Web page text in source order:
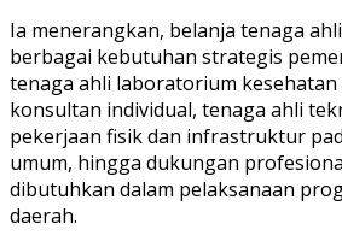
Ia menerangkan, belanja tenaga
berbagai kebutuhan strategis
tenaga ahli laboratorium kesehatan
konsultan individual, tenaga ahli
pekerjaan fisik dan infrastruktur
umum, hingga dukungan
dibutuhkan dalam pelaksanaan
daerah.